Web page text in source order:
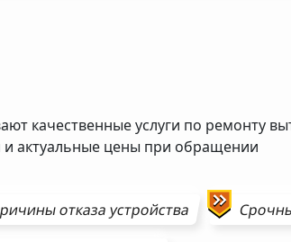
качественные услуги по ремонту
и актуальные цены при обращении
отказа устройства